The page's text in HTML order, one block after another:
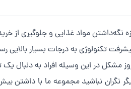
مواد غذایی و جلوگیری از
تکنولوژی به درجات بسیار بالایی
در این وسیله افراد به دنبال